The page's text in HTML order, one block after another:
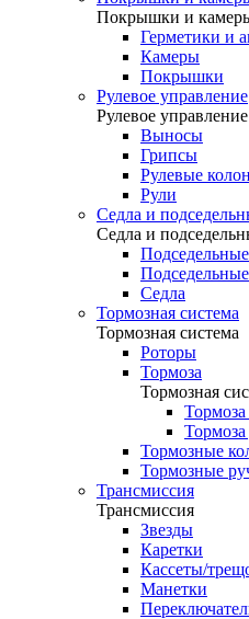
Покрышки и
Герметики и
Камеры
Покрышки
Рулевое управление
Рулевое управление
Выносы
Грипсы
Рулевые
Рули
Седла и
Седла и
Седла
Тормозная система
Тормозная система
Роторы
Тормоза
Тормозная
Тормозные
Тормозные
Трансмиссия
Трансмиссия
Звезды
Каретки
Кассеты/
Манетки